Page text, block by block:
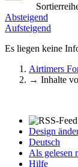
Absteigend
Aufsteigend
Es liegen keine
Airtimers
→ Inhalte
Design
Deutsch
Als gelesen
Hilfe